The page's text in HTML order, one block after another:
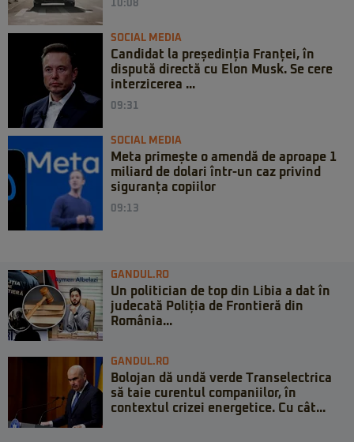
10:08
SOCIAL MEDIA
Candidat la președinția Franței, în
dispută directă cu Elon Musk. Se cere
interzicerea ...
09:31
SOCIAL MEDIA
Meta primește o amendă de aproape 1
miliard de dolari într-un caz privind
siguranța copiilor
09:13
GANDUL.RO
Un politician de top din Libia a dat în
judecată Poliția de Frontieră din
România...
GANDUL.RO
Bolojan dă undă verde Transelectrica
să taie curentul companiilor, în
contextul crizei energetice. Cu cât...